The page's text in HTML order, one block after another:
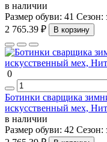
в наличии
Размер обуви: 41 Сезон:
2 765.39 ₽
В корзину
0
Ботинки сварщика
искусственный мех,
в наличии
Размер обуви: 42 Сезон: